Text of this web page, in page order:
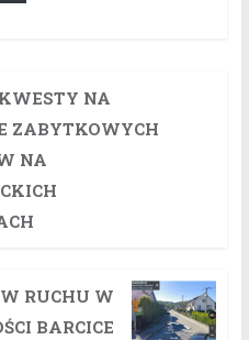
NA
ZABYTKOWYCH
NA
RUCHU W
BARCICE